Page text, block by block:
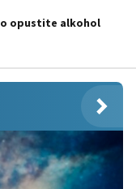
opustite alkohol